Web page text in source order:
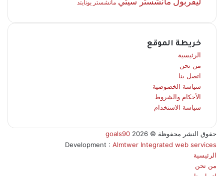
مانشستر يونايتد
خريطة الموقع
الرئيسية
من نحن
اتصل بنا
سياسة الخصوصية
الأحكام والشروط
سياسة الاستخدام
حقوق النشر محفوظة © goals90 2026
Development : Almtwer Integrated web services
الرئيسية
من نحن